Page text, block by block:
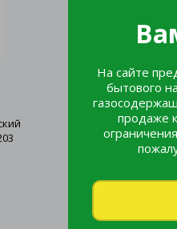
На сайте
бытового
продаже